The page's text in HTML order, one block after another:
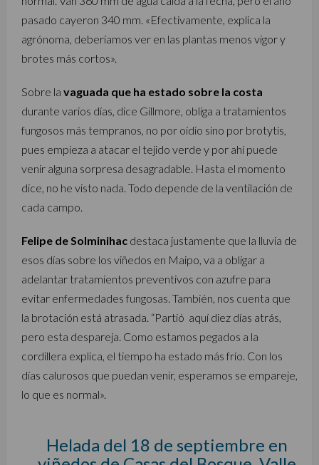
pasado cayeron 340 mm. «Efectivamente, explica la
agrónoma, deberíamos ver en las plantas menos vigor y
brotes más cortos».
Sobre la vaguada que ha estado sobre la costa
durante varios días, dice Gillmore, obliga a tratamientos
fungosos más tempranos, no por oídio sino por brotytis,
pues empieza a atacar el tejido verde y por ahí puede
venir alguna sorpresa desagradable. Hasta el momento
dice, no he visto nada. Todo depende de la ventilación de
cada campo.
Felipe de Solminihac destaca justamente que la lluvia de
esos días sobre los viñedos en Maipo, va a obligar a
adelantar tratamientos preventivos con azufre para
evitar enfermedades fungosas. También, nos cuenta que
la brotación está atrasada. “Partió aquí diez días atrás,
pero esta despareja. Como estamos pegados a la
cordillera explica, el tiempo ha estado más frío. Con los
días calurosos que puedan venir, esperamos se empareje,
lo que es normal».
Helada del 18 de septiembre en